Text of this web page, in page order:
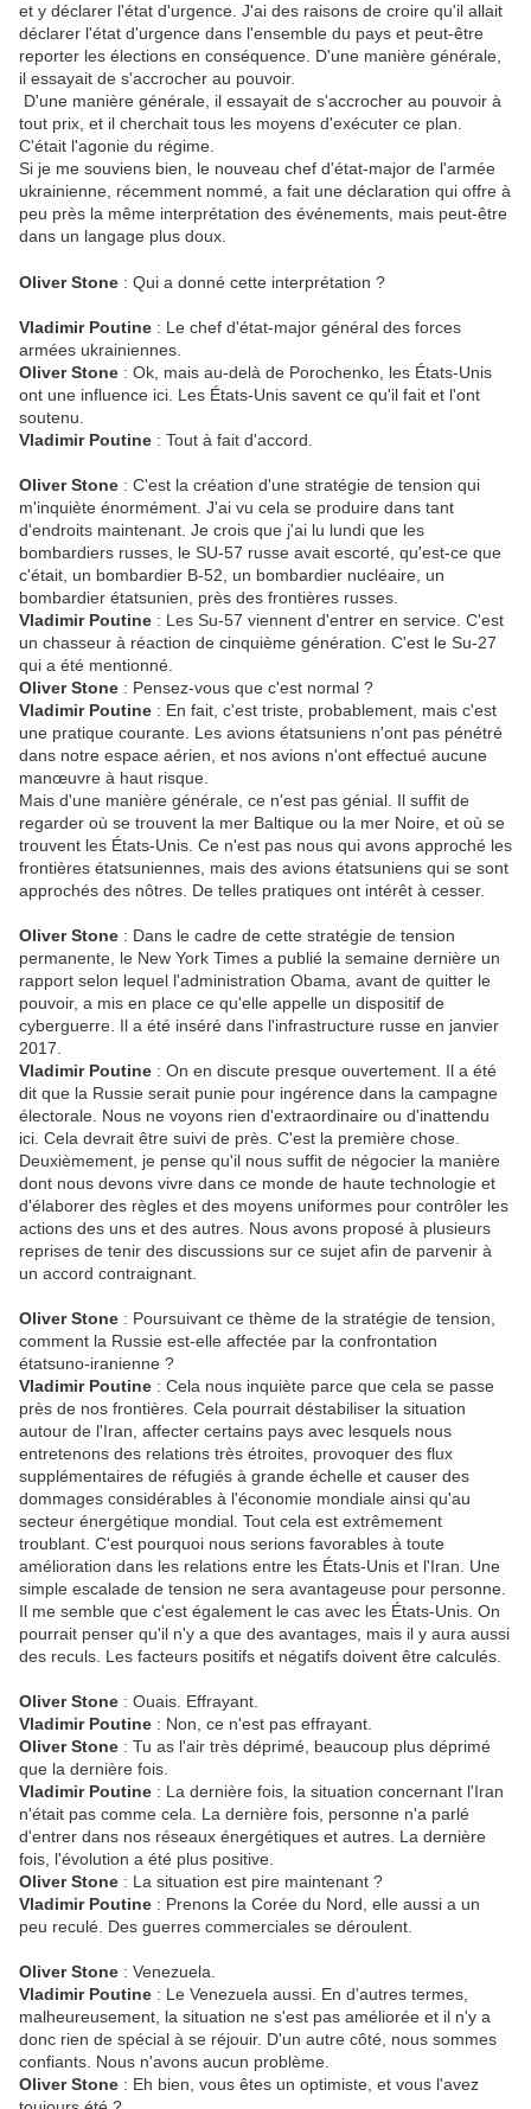
et y déclarer l'état d'urgence. J'ai des raisons de croire qu'il allait
déclarer l'état d'urgence dans l'ensemble du pays et peut-être
reporter les élections en conséquence. D'une manière générale,
il essayait de s'accrocher au pouvoir.
D'une manière générale, il essayait de s'accrocher au pouvoir à
tout prix, et il cherchait tous les moyens d'exécuter ce plan.
C'était l'agonie du régime.
Si je me souviens bien, le nouveau chef d'état-major de l'armée
ukrainienne, récemment nommé, a fait une déclaration qui offre à
peu près la même interprétation des événements, mais peut-être
dans un langage plus doux.
Oliver Stone : Qui a donné cette interprétation ?
Vladimir Poutine : Le chef d'état-major général des forces
armées ukrainiennes.
Oliver Stone : Ok, mais au-delà de Porochenko, les États-Unis
ont une influence ici. Les États-Unis savent ce qu'il fait et l'ont
soutenu.
Vladimir Poutine : Tout à fait d'accord.
Oliver Stone : C'est la création d'une stratégie de tension qui
m'inquiète énormément. J'ai vu cela se produire dans tant
d'endroits maintenant. Je crois que j'ai lu lundi que les
bombardiers russes, le SU-57 russe avait escorté, qu'est-ce que
c'était, un bombardier B-52, un bombardier nucléaire, un
bombardier étatsunien, près des frontières russes.
Vladimir Poutine : Les Su-57 viennent d'entrer en service. C'est
un chasseur à réaction de cinquième génération. C'est le Su-27
qui a été mentionné.
Oliver Stone : Pensez-vous que c'est normal ?
Vladimir Poutine : En fait, c'est triste, probablement, mais c'est
une pratique courante. Les avions étatsuniens n'ont pas pénétré
dans notre espace aérien, et nos avions n'ont effectué aucune
manœuvre à haut risque.
Mais d'une manière générale, ce n'est pas génial. Il suffit de
regarder où se trouvent la mer Baltique ou la mer Noire, et où se
trouvent les États-Unis. Ce n'est pas nous qui avons approché les
frontières étatsuniennes, mais des avions étatsuniens qui se sont
approchés des nôtres. De telles pratiques ont intérêt à cesser.
Oliver Stone : Dans le cadre de cette stratégie de tension
permanente, le New York Times a publié la semaine dernière un
rapport selon lequel l'administration Obama, avant de quitter le
pouvoir, a mis en place ce qu'elle appelle un dispositif de
cyberguerre. Il a été inséré dans l'infrastructure russe en janvier
2017.
Vladimir Poutine : On en discute presque ouvertement. Il a été
dit que la Russie serait punie pour ingérence dans la campagne
électorale. Nous ne voyons rien d'extraordinaire ou d'inattendu
ici. Cela devrait être suivi de près. C'est la première chose.
Deuxièmement, je pense qu'il nous suffit de négocier la manière
dont nous devons vivre dans ce monde de haute technologie et
d'élaborer des règles et des moyens uniformes pour contrôler les
actions des uns et des autres. Nous avons proposé à plusieurs
reprises de tenir des discussions sur ce sujet afin de parvenir à
un accord contraignant.
Oliver Stone : Poursuivant ce thème de la stratégie de tension,
comment la Russie est-elle affectée par la confrontation
étatsuno-iranienne ?
Vladimir Poutine : Cela nous inquiète parce que cela se passe
près de nos frontières. Cela pourrait déstabiliser la situation
autour de l'Iran, affecter certains pays avec lesquels nous
entretenons des relations très étroites, provoquer des flux
supplémentaires de réfugiés à grande échelle et causer des
dommages considérables à l'économie mondiale ainsi qu'au
secteur énergétique mondial. Tout cela est extrêmement
troublant. C'est pourquoi nous serions favorables à toute
amélioration dans les relations entre les États-Unis et l'Iran. Une
simple escalade de tension ne sera avantageuse pour personne.
Il me semble que c'est également le cas avec les États-Unis. On
pourrait penser qu'il n'y a que des avantages, mais il y aura aussi
des reculs. Les facteurs positifs et négatifs doivent être calculés.
Oliver Stone : Ouais. Effrayant.
Vladimir Poutine : Non, ce n'est pas effrayant.
Oliver Stone : Tu as l'air très déprimé, beaucoup plus déprimé
que la dernière fois.
Vladimir Poutine : La dernière fois, la situation concernant l'Iran
n'était pas comme cela. La dernière fois, personne n'a parlé
d'entrer dans nos réseaux énergétiques et autres. La dernière
fois, l'évolution a été plus positive.
Oliver Stone : La situation est pire maintenant ?
Vladimir Poutine : Prenons la Corée du Nord, elle aussi a un
peu reculé. Des guerres commerciales se déroulent.
Oliver Stone : Venezuela.
Vladimir Poutine : Le Venezuela aussi. En d'autres termes,
malheureusement, la situation ne s'est pas améliorée et il n'y a
donc rien de spécial à se réjouir. D'un autre côté, nous sommes
confiants. Nous n'avons aucun problème.
Oliver Stone : Eh bien, vous êtes un optimiste, et vous l'avez